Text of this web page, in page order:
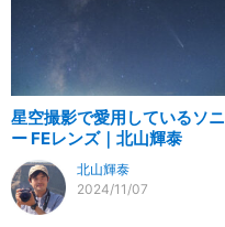
星空撮影で愛用しているソニ
ー FEレンズ｜北山輝泰
北山輝泰
2024/11/07